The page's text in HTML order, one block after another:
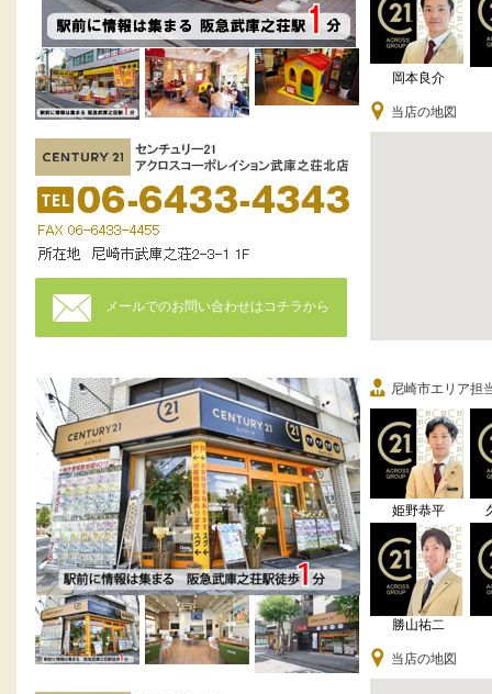
メールでのお問い合わせはコチラから
岡本良介
当店の地図
尼崎市エリア担
姫野恭平
勝山祐二
当店の地図